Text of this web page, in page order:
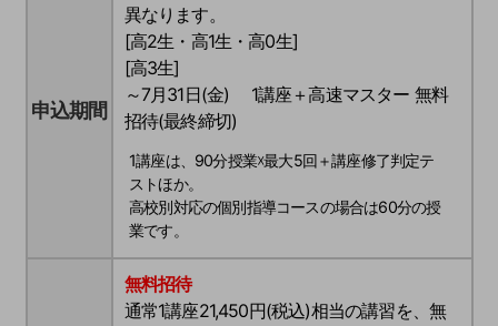
申込期間
異なります。
[高2生・高1生・高0生]
[高3生]
～7月31日(金) 1講座＋高速マスター 無料
招待(最終締切)
1講座は、90分授業☓最大5回＋講座修了判定テ
ストほか。
高校別対応の個別指導コースの場合は60分の授
業です。
無料招待
通常1講座21,450円(税込)相当の講習を、無